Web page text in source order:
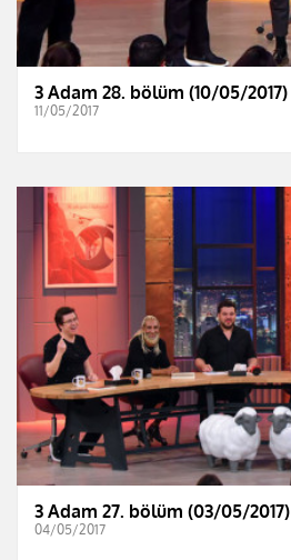
3 Adam 28. bölüm (10/05/2017)
11/05/2017
3 Adam 27. bölüm (03/05/2017)
04/05/2017